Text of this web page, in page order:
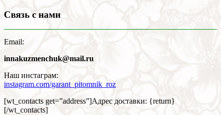
Связь с нами
Email:
innakuzmenchuk@mail.ru
Наш инстаграм:
instagram.com/garant_pitomnik_roz
[wt_contacts get=”address”]Адрес доставки: {return}
[/wt_contacts]